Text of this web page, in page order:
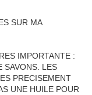
SUR MA
IMPORTANTE :
SAVONS. LES
PRECISEMENT
UNE HUILE POUR